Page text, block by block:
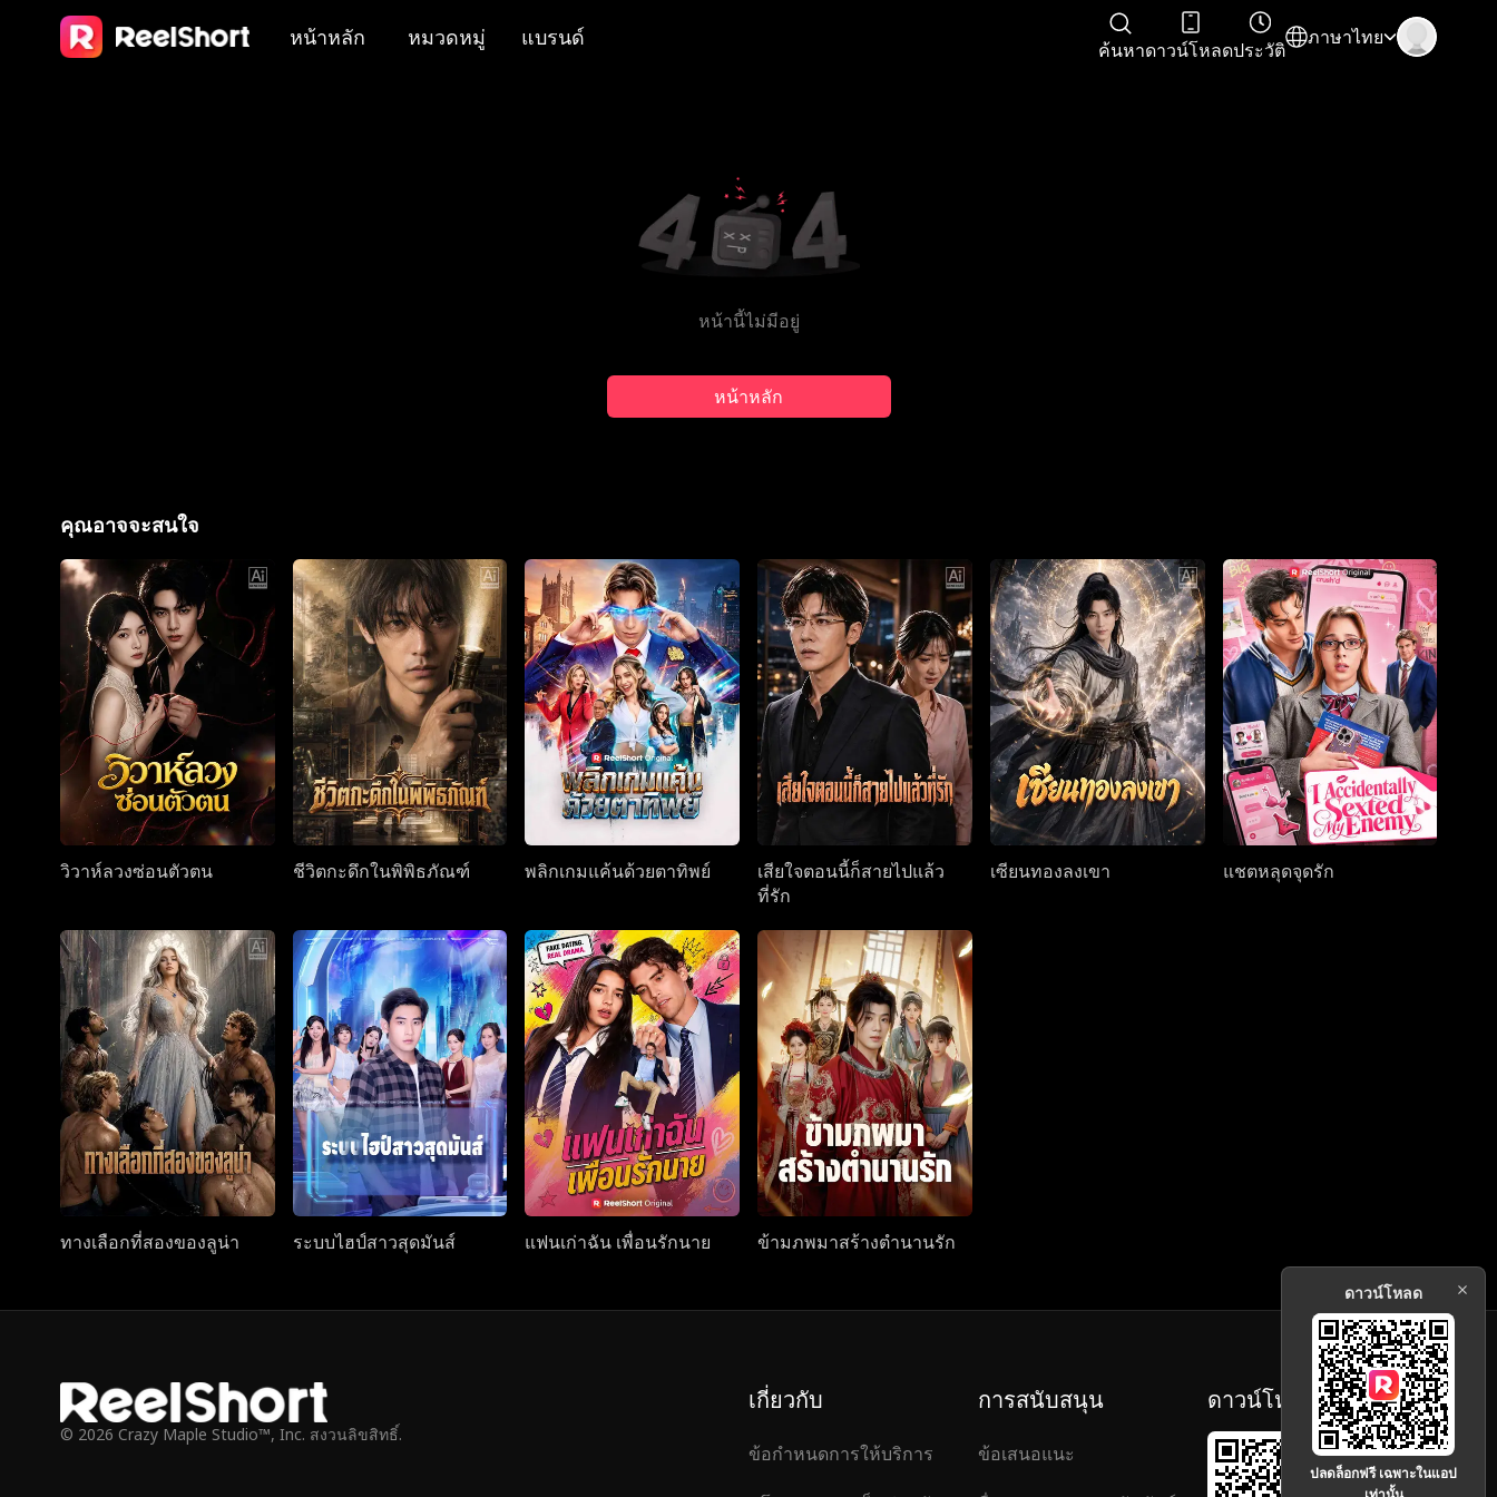
หน้าหลัก หมวดหมู่ แบรนด์
ค้นหาดาวน์โหลดประวัติ
ภาษาไทย
หน้านี้ไม่มีอยู่
หน้าหลัก
คุณอาจจะสนใจ
วิวาห์ลวงซ่อนตัวตน ชีวิตกะดึกในพิพิธภัณฑ์ พลิกเกมแค้นด้วยตาทิพย์
เสียใจตอนนี้ก็สายไปแล้ว
ที่รัก
เซียนทองลงเขา แชตหลุดจุดรัก
ทางเลือกที่สองของลูน่า ระบบไฮป์สาวสุดมันส์ แฟนเก่าฉัน เพื่อนรักนาย ข้ามภพมาสร้างตำนานรัก
© 2026 Crazy Maple Studio™, Inc. สงวนลิขสิทธิ์.
เกี่ยวกับ
ข้อกำหนดการให้บริการ
การสนับสนุน
ข้อเสนอแนะ
ดาวน์โหลด
ดาวน์โหลด
ปลดล็อกฟรี เฉพาะในแอป